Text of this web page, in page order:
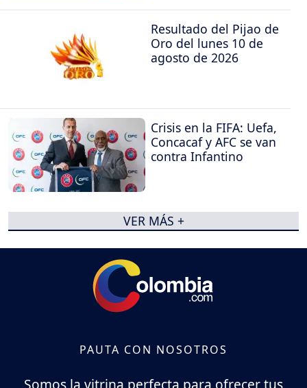
Resultado del Pijao de
Oro del lunes 10 de
agosto de 2026
Crisis en la FIFA: Uefa,
Concacaf y AFC se van
contra Infantino
VER MÁS +
PAUTA CON NOSOTROS